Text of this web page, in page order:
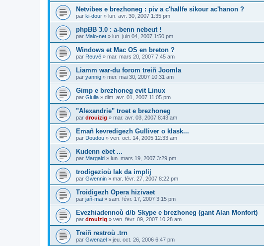
Netvibes e brezhoneg : piv a c'hallfe sikour ac'hanon ?
par ki-dour » lun. avr. 30, 2007 1:35 pm
phpBB 3.0 : a-benn nebeut !
par Malo-net » lun. juin 04, 2007 1:50 pm
Windows et Mac OS en breton ?
par Reuvé » mar. mars 20, 2007 7:45 am
Liamm war-du forom treiñ Joomla
par yannig » mer. mai 30, 2007 10:31 am
Gimp e brezhoneg evit Linux
par Giulia » dim. avr. 01, 2007 11:05 pm
"Alexandrie" troet e brezhoneg
par drouizig » mar. avr. 03, 2007 8:43 am
Emañ kevredigezh Gulliver o klask...
par Doudou » ven. oct. 14, 2005 12:33 am
Kudenn ebet ...
par Margaid » lun. mars 19, 2007 3:29 pm
trodigezioù lak da implij
par Gwennin » mar. févr. 27, 2007 8:22 pm
Troidigezh Opera hizivaet
par jañ-mai » sam. févr. 17, 2007 3:15 pm
Evezhiadennoù d/b Skype e brezhoneg (gant Alan Monfort)
par drouizig » ven. févr. 09, 2007 10:28 am
Treiñ restroù .trn
par Gwenael » jeu. oct. 26, 2006 6:47 pm